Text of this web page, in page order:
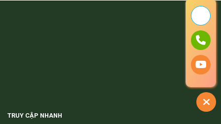
TRUY CẬP NHANH